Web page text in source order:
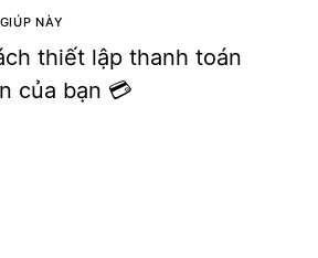
NÀY
thiết lập thanh toán
của bạn 💳